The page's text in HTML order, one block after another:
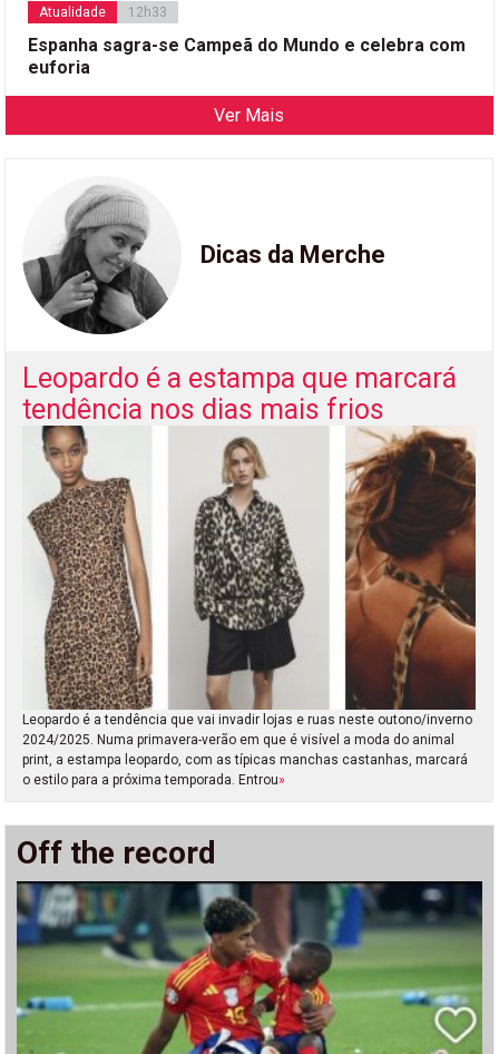
Atualidade 12h33
Espanha sagra-se Campeã do Mundo e celebra com
euforia
Ver Mais
Dicas da Merche
Leopardo é a estampa que marcará
tendência nos dias mais frios
Leopardo é a tendência que vai invadir lojas e ruas neste outono/inverno
2024/2025. Numa primavera-verão em que é visível a moda do animal
print, a estampa leopardo, com as típicas manchas castanhas, marcará
o estilo para a próxima temporada. Entrou»
Off the record